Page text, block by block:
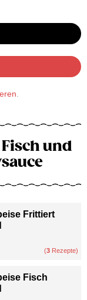
und
Frittiert
(3 Rezepte)
Fisch